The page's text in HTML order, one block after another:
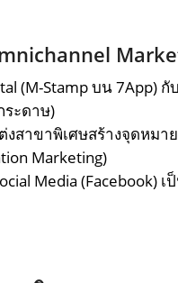
(M-Stamp บน 7App) กั
ะดาษ)
งสาขาพิเศษสร้างจุดหมา
Marketing)
Media (Facebook)